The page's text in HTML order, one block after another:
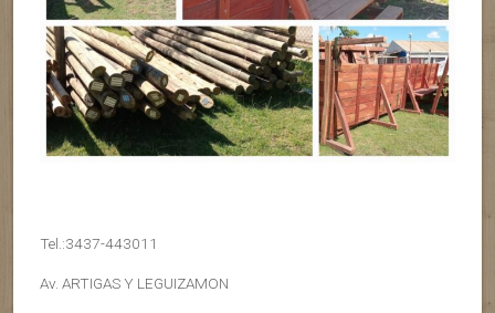
Tel.:3437-443011
Av. ARTIGAS Y LEGUIZAMON